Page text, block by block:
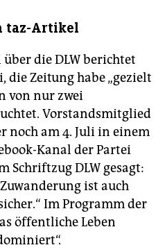
taz-Artikel
die DLW berichtet
die Zeitung habe „gezielt
von nur zwei
Vorstandsmitglied
noch am 4. Juli in einem
Kanal der Partei
Schriftzug DLW gesagt:
ist auch
Im Programm der
öffentliche Leben